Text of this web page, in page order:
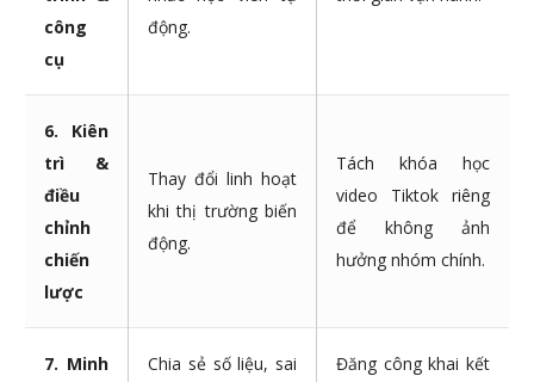
công
cụ
động.
6. Kiên
trì &
điều
chỉnh
chiến
lược
Thay đổi linh hoạt
khi thị trường biến
động.
Tách khóa học
video Tiktok riêng
để không ảnh
hưởng nhóm chính.
7. Minh
Chia sẻ số liệu, sai
Đăng công khai kết